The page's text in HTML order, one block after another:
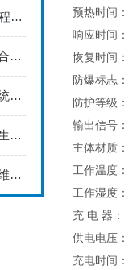
CO2纯度检测仪对工业过程的监测有何重要性？
若想更好使用氧气检测仪合理的维护方法很重要
使用噪音扬尘在线监测系统能给我们带来哪些好处？
氮气浓度检测仪为人类的生产生活安全带来很大的保障
移动式氨气检测报警器的维护保养与故障排除
预热时间：
响应时间：
恢复时间：
防爆标志：
防护等级：
输出信号：
主体材质：
工作温度：
工作湿度：
充 电 器：
供电电压：
充电时间：